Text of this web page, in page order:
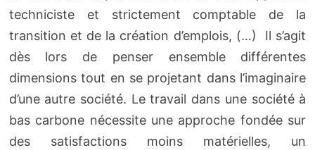
techniciste et strictement comptable de la
transition et de la création d’emplois, (…) Il s’agit
dès lors de penser ensemble différentes
dimensions tout en se projetant dans l’imaginaire
d’une autre société. Le travail dans une société à
bas carbone nécessite une approche fondée sur
des satisfactions moins matérielles, un